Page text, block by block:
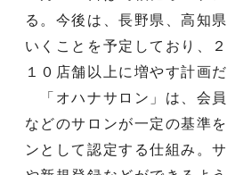
る。今後は、長野県、高知
いくことを予定しており、
１０店舗以上に増やす計画だ
「オハナサロン」は、会
などのサロンが一定の基準
ンとして認定する仕組み。